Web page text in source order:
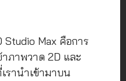
Studio Max คือการ
ภาพวาด 2D และ
รานำเข้ามาบน